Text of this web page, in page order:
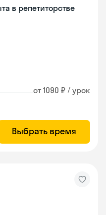
в репетиторстве
от 1090 ₽ / урок
Выбрать время